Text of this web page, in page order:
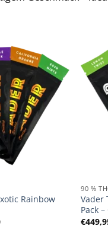
Rainbow
Preisspanne:
90 %
Vader
Pack
€